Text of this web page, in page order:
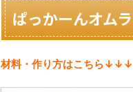
ぱっかーんオム
材料・作り方はこちら↓↓↓